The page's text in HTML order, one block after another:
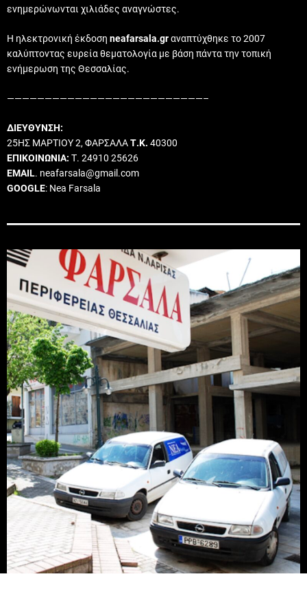
ενημερώνωνται χιλιάδες αναγνώστες.
Η ηλεκτρονική έκδοση neafarsala.grαναπτύχθηκε το 2007
καλύπτοντας ευρεία θεματολογία με βάση πάντα την τοπική
ενήμερωση της Θεσσαλίας.
——————————————————————————–
ΔΙΕΥΘΥΝΣΗ:
25ΗΣ ΜΑΡΤΙΟΥ 2, ΦΑΡΣΑΛΑΤ.Κ. 40300
ΕΠΙΚΟΙΝΩΝΙΑ: Τ. 24910 25626
EMAIL. neafarsala@gmail.com
GOOGLE: Nea Farsala